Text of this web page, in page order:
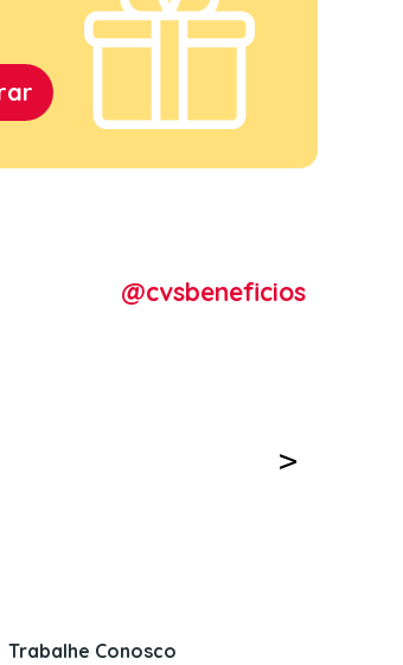
@cvsbeneficios
Trabalhe Conosco